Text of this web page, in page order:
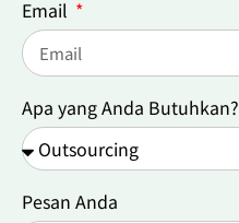
Email
Apa yang Anda Butuhkan?
Pesan Anda